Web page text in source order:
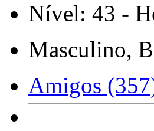
Nível: 43 -
Masculino,
Amigos